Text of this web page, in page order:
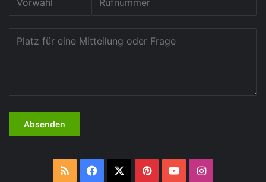
RSS Facebook PinterestYouTubeInstagram